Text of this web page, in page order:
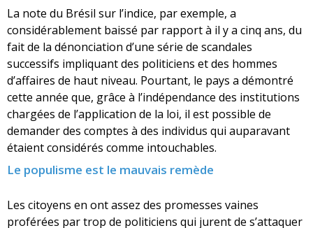
La note du Brésil sur l’indice, par exemple, a
considérablement baissé par rapport à il y a cinq ans, du
fait de la dénonciation d’une série de scandales
successifs impliquant des politiciens et des hommes
d’affaires de haut niveau. Pourtant, le pays a démontré
cette année que, grâce à l’indépendance des institutions
chargées de l’application de la loi, il est possible de
demander des comptes à des individus qui auparavant
étaient considérés comme intouchables.
Le populisme est le mauvais remède
Les citoyens en ont assez des promesses vaines
proférées par trop de politiciens qui jurent de s’attaquer